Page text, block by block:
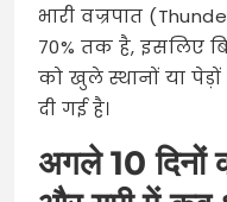
भारी वज्रपात
70% तक है, इसलिए
को खुले स्थानों या
दी गई है।
अगले 10 दिनों